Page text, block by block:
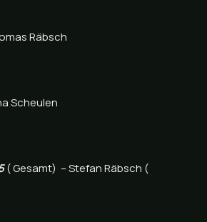
Räbsch
Scheulen
( Gesamt) – Stefan Räbsch (